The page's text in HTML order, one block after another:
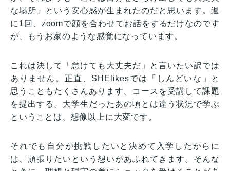
な場所」という安心感が生まれたのだと思います。週
に1回、zoomで顔を合わせてお話をするだけなのです
が、もうお家のような感覚になっています。
これは決して「怠けても大丈夫だ」と言いたい訳では
ありません。正直、SHElikesでは「しんどいな」と
思うこともたくさんあります。コースを受講して課題
を提出する。大学生だったあの頃とは違う状況で学ぶ
ということは、想像以上に大変です。
それでも自分が挑戦したいと決めて入学したからに
は、頑張りたいという想いがあふれてきます。そんな